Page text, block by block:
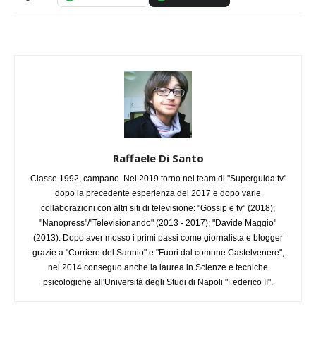
Raffaele Di Santo
Classe 1992, campano. Nel 2019 torno nel team di "Superguida tv"
dopo la precedente esperienza del 2017 e dopo varie
collaborazioni con altri siti di televisione: "Gossip e tv" (2018);
"Nanopress"/"Televisionando" (2013 - 2017); "Davide Maggio"
(2013). Dopo aver mosso i primi passi come giornalista e blogger
grazie a "Corriere del Sannio" e "Fuori dal comune Castelvenere",
nel 2014 conseguo anche la laurea in Scienze e tecniche
psicologiche all'Università degli Studi di Napoli "Federico II".